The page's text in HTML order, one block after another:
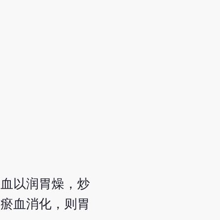
以润胃燥，炒
血消化，则胃